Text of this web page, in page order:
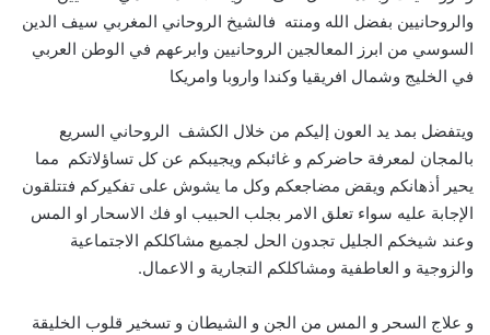
والروحانيين بفضل الله ومنته فالشيخ الروحاني المغربي سيف الدين
السوسي من ابرز المعالجين الروحانيين وابرعهم في الوطن العربي
في الخليج وشمال افريقيا وكندا واروبا وامريكا
ويتفضل بمد يد العون إليكم من خلال الكشف الروحاني السريع
بالمجان لمعرفة حاضركم و غائبكم ويجيبكم عن كل تساؤلاتكم مما
يحير أذهانكم ويقض مضاجعكم وكل ما يشوش على تفكيركم فتتلقون
الإجابة عليه سواء تعلق الامر بجلب الحبيب او فك الاسحار او المس
وعند شيخكم الجليل تجدون الحل لجميع مشاكلكم الاجتماعية
والزوجية و العاطفية ومشاكلكم التجارية و الاعمال.
و علاج السحر و المس من الجن و الشيطان و تسخير قلوب الخليقة